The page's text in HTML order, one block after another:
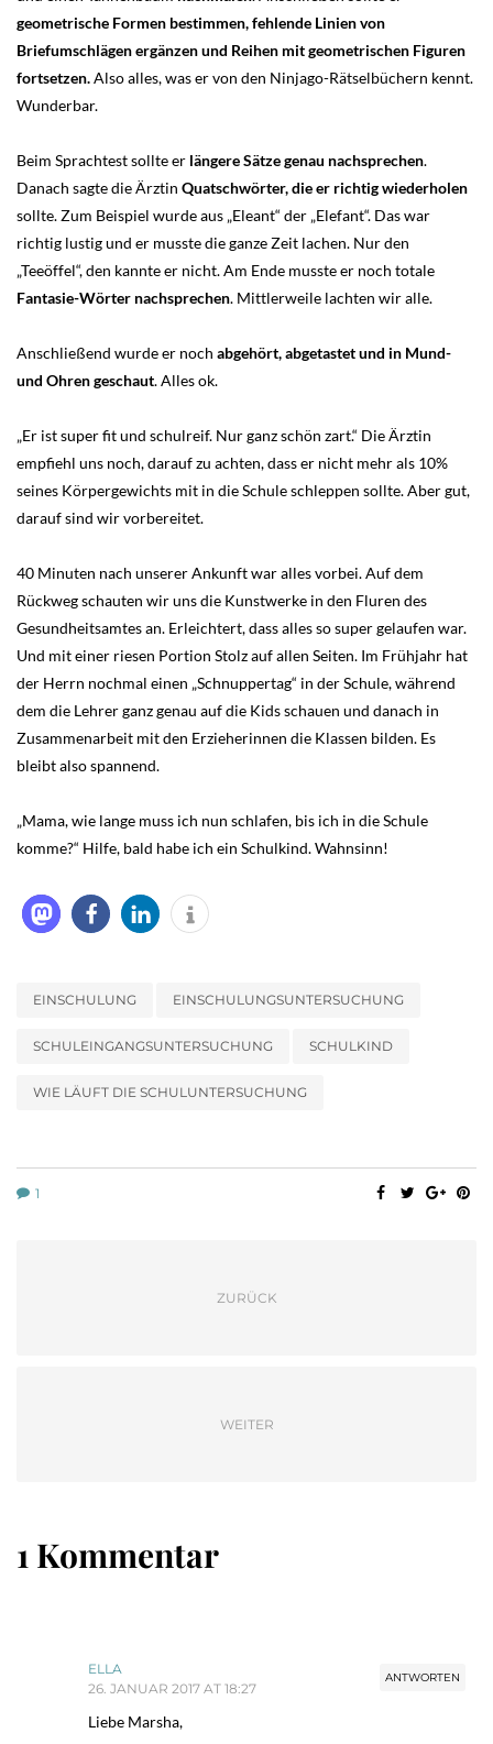
geometrische Formen bestimmen, fehlende Linien von
Briefumschlägen ergänzen und Reihen mit geometrischen Figuren
fortsetzen.Also alles, was er von den Ninjago-Rätselbüchern kennt.
Wunderbar.
Beim Sprachtest sollte er längere Sätze genau nachsprechen.
Danach sagte die Ärztin Quatschwörter, die er richtig wiederholen
sollte. Zum Beispiel wurde aus „Eleant“ der „Elefant“. Das war
richtig lustig und er musste die ganze Zeit lachen. Nur den
„Teeöffel“, den kannte er nicht. Am Ende musste er noch totale
Fantasie-Wörter nachsprechen. Mittlerweile lachten wir alle.
Anschließend wurde er noch abgehört, abgetastet und in Mund-
und Ohren geschaut. Alles ok.
„Er ist super fit und schulreif. Nur ganz schön zart.“ Die Ärztin
empfiehl uns noch, darauf zu achten, dass er nicht mehr als 10%
seines Körpergewichts mit in die Schule schleppen sollte. Aber gut,
darauf sind wir vorbereitet.
40 Minuten nach unserer Ankunft war alles vorbei. Auf dem
Rückweg schauten wir uns die Kunstwerke in den Fluren des
Gesundheitsamtes an. Erleichtert, dass alles so super gelaufen war.
Und mit einer riesen Portion Stolz auf allen Seiten. Im Frühjahr hat
der Herrn nochmal einen „Schnuppertag“ in der Schule, während
dem die Lehrer ganz genau auf die Kids schauen und danach in
Zusammenarbeit mit den Erzieherinnen die Klassen bilden. Es
bleibt also spannend.
„Mama, wie lange muss ich nun schlafen, bis ich in die Schule
komme?“ Hilfe, bald habe ich ein Schulkind. Wahnsinn!
EINSCHULUNG EINSCHULUNGSUNTERSUCHUNG
SCHULEINGANGSUNTERSUCHUNG SCHULKIND
WIE LÄUFT DIE SCHULUNTERSUCHUNG
1
ZURÜCK
WEITER
1 Kommentar
ANTWORTEN
ELLA
26. JANUAR 2017 AT 18:27
Liebe Marsha,